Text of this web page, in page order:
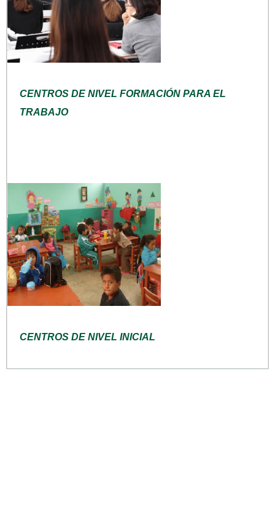
CENTROS DE NIVEL FORMACIÓN PARA EL
TRABAJO
CENTROS DE NIVEL INICIAL